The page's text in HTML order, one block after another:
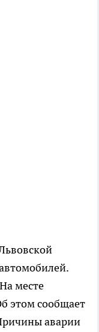
месте
этом сообщает
аварии